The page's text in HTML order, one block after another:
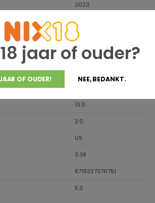
jaar of ouder?
OF OUDER! NEE, BEDANKT.
2023
2028
100% Chardonnay
Kalifornien
13.0
2.0
US
3.38
8719327376751
5.3